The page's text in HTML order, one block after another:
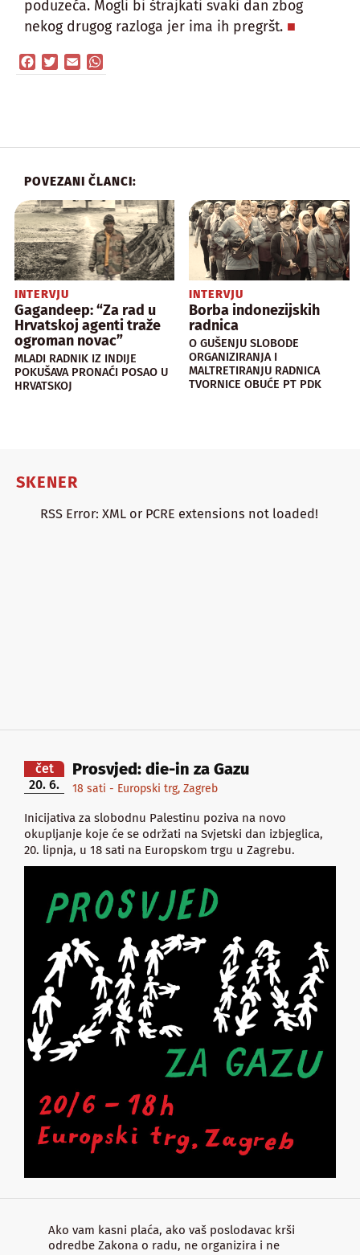
poduzeća. Mogli bi štrajkati svaki dan zbog
nekog drugog razloga jer ima ih pregršt.
Facebook
TwitterEmail
POVEZANI ČLANCI:
INTERVJU
Gagandeep: “Za rad u
Hrvatskoj agenti traže
ogroman novac”
MLADI RADNIK IZ INDIJE
POKUŠAVA PRONAĆI POSAO U
HRVATSKOJ
INTERVJU
Borba indonezijskih
radnica
O GUŠENJU SLOBODE
ORGANIZIRANJA I
MALTRETIRANJU RADNICA
TVORNICE OBUĆE PT PDK
SKENER
RSS Error: XML or PCRE extensions not loaded!
čet
20. 6.
Prosvjed: die-in za Gazu
18 sati - Europski trg, Zagreb
Inicijativa za slobodnu Palestinu poziva na novo
okupljanje koje će se održati na Svjetski dan izbjeglica,
20. lipnja, u 18 sati na Europskom trgu u Zagrebu.
Ako vam kasni plaća, ako vaš poslodavac krši
odredbe Zakona o radu, ne organizira i ne